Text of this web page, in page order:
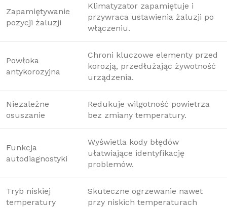
Zapamiętywanie
pozycji żaluzji
Klimatyzator zapamiętuje i
przywraca ustawienia żaluzji po
włączeniu.
Powłoka
antykorozyjna
Chroni kluczowe elementy przed
korozją, przedłużając żywotność
urządzenia.
Niezależne
osuszanie
Redukuje wilgotność powietrza
bez zmiany temperatury.
Funkcja
autodiagnostyki
Wyświetla kody błędów
ułatwiające identyfikację
problemów.
Tryb niskiej
temperatury
Skuteczne ogrzewanie nawet
przy niskich temperaturach